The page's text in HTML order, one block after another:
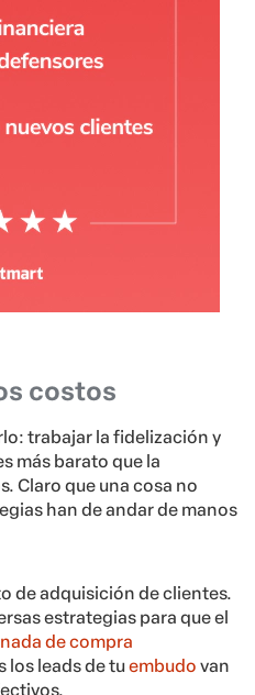
costos
trabajar la fidelización y
más barato que la
Claro que una cosa no
han de andar de manos
de adquisición de clientes.
estrategias para que el
de compra
los leads de tuembudo van